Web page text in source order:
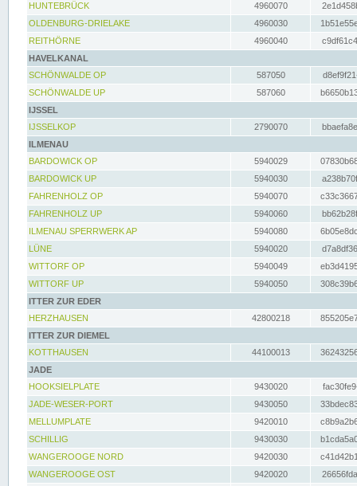
HUNTEBRÜCK
4960070
OLDENBURG-DRIELAKE
4960030
REITHÖRNE
4960040
HAVELKANAL
SCHÖNWALDE OP
587050
SCHÖNWALDE UP
587060
IJSSEL
IJSSELKOP
2790070
ILMENAU
BARDOWICK OP
5940029
BARDOWICK UP
5940030
FAHRENHOLZ OP
5940070
FAHRENHOLZ UP
5940060
ILMENAU SPERRWERK AP
5940080
LÜNE
5940020
WITTORF OP
5940049
WITTORF UP
5940050
ITTER ZUR EDER
HERZHAUSEN
42800218
ITTER ZUR DIEMEL
KOTTHAUSEN
44100013
JADE
HOOKSIELPLATE
9430020
JADE-WESER-PORT
9430050
MELLUMPLATE
9420010
SCHILLIG
9430030
WANGEROOGE NORD
9420030
WANGEROOGE OST
9420020